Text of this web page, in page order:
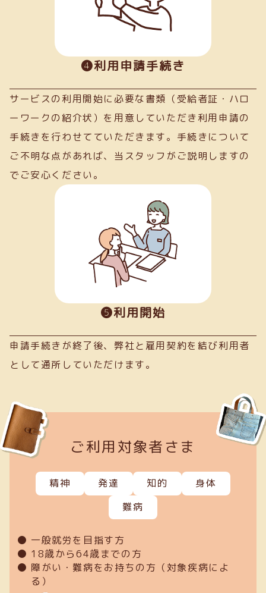
➍利用申請手続き
サービスの利用開始に必要な書類（受給者証・ハロ
ーワークの紹介状）を用意していただき利用申請の
手続きを行わせてていただきます。手続きについて
ご不明な点があれば、当スタッフがご説明しますの
でご安心ください。
❺利用開始
申請手続きが終了後、弊社と雇用契約を結び利用者
として通所していただけます。
ご利用対象者さま
精神 発達 知的
身体
難病
一般就労を目指す方
18歳から64歳までの方
障がい・難病をお持ちの方（対象疾病によ
る）